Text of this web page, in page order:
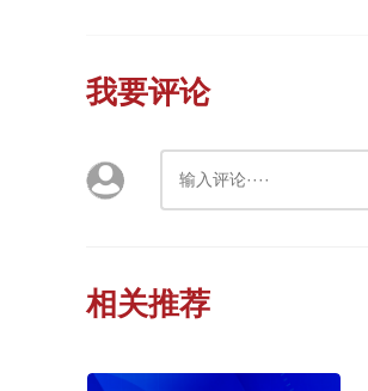
我要评论
相关推荐